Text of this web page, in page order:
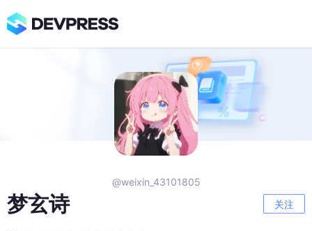
@weixin_43101805
梦玄诗 关注